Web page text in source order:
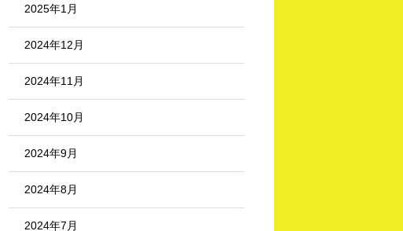
2025年1月
2024年12月
2024年11月
2024年10月
2024年9月
2024年8月
2024年7月